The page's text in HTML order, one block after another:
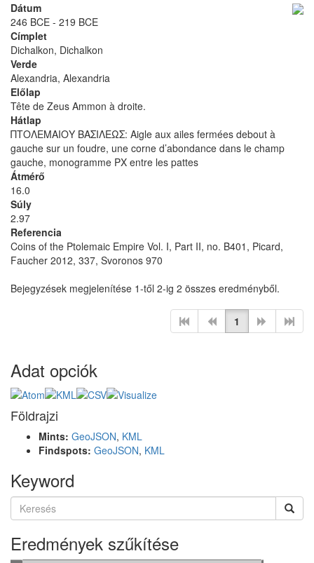
Dátum
246 BCE - 219 BCE
Címplet
Dichalkon, Dichalkon
Verde
Alexandria, Alexandria
Előlap
Tête de Zeus Ammon à droite.
Hátlap
ΠΤΟΛΕΜΑΙΟΥ ΒΑΣΙΛΕΩΣ: Aigle aux ailes fermées debout à
gauche sur un foudre, une corne d’abondance dans le champ
gauche, monogramme PX entre les pattes
Átmérő
16.0
Súly
2.97
Referencia
Coins of the Ptolemaic Empire Vol. I, Part II, no. B401, Picard,
Faucher 2012, 337, Svoronos 970
Bejegyzések megjelenítése 1-től 2-ig 2 összes eredményből.
1
Adat opciók
Földrajzi
Mints: GeoJSON, KML
Findspots: GeoJSON, KML
Keyword
Eredmények szűkítése